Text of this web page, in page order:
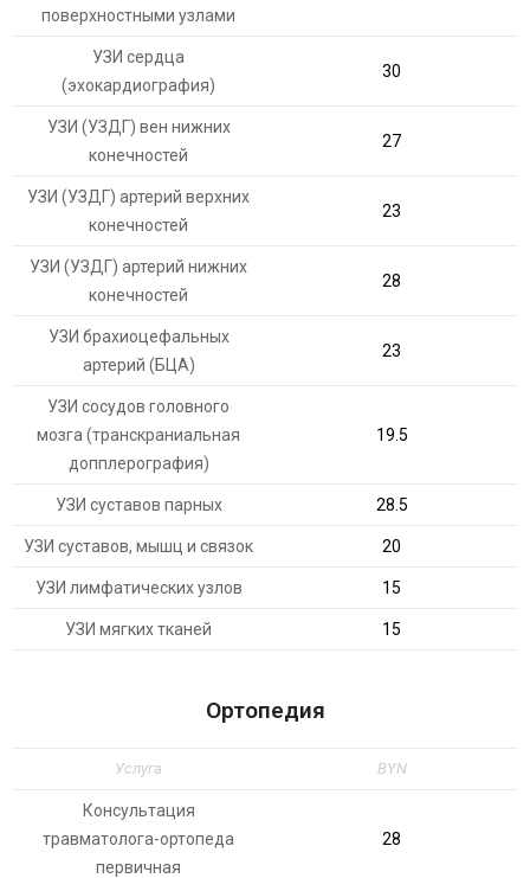
поверхностными узлами
УЗИ сердца
(эхокардиография)
30
УЗИ (УЗДГ) вен нижних
конечностей
27
УЗИ (УЗДГ) артерий верхних
конечностей
23
УЗИ (УЗДГ) артерий нижних
конечностей
28
УЗИ брахиоцефальных
артерий (БЦА)
23
УЗИ сосудов головного
мозга (транскраниальная
допплерография)
19.5
УЗИ суставов парных 28.5
УЗИ суставов, мышц и связок 20
УЗИ лимфатических узлов 15
УЗИ мягких тканей 15
Ортопедия
Услуга BYN
Консультация
травматолога-ортопеда
первичная
28